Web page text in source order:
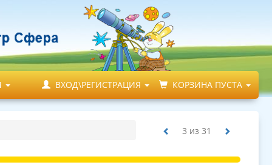
ВХОД\РЕГИСТРАЦИЯ КОРЗИНА ПУСТА
3 из 31